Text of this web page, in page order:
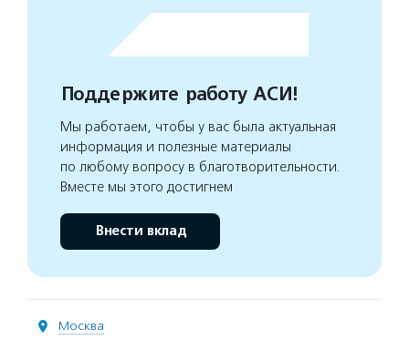
Поддержите работу АСИ!
Мы работаем, чтобы у вас была актуальная
информация и полезные материалы
по любому вопросу в благотворительности.
Вместе мы этого достигнем
Внести вклад
Москва